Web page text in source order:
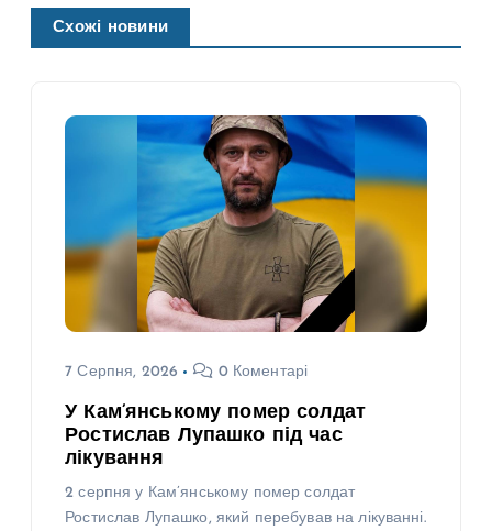
Схожі новини
7 Серпня, 2026 0 Коментарі
У Кам’янському помер солдат
Ростислав Лупашко під час
лікування
2 серпня у Кам’янському помер солдат
Ростислав Лупашко, який перебував на лікуванні.